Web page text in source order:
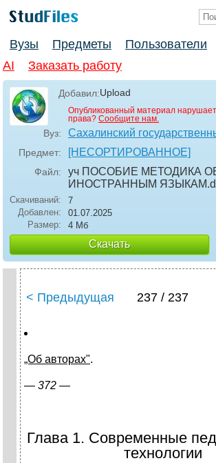
Вузы Предметы Пользователи
AI
Заказать работу
Добавил:Upload
Опубликованный материал
права? Сообщите нам.
Вуз: Сахалинский
Предмет: [НЕСОРТИРОВАННОЕ]
Файл:
уч ПОСОБИЕ МЕТОДИКА
ИНОСТРАННЫМ ЯЗЫКАМ
Скачиваний:
7
Добавлен:
01.07.2025
Размер:
4 Мб
Скачать
< Предыдущая 237 / 237
„Об авторах".
— 372 —
Глава 1. Современные
технологии